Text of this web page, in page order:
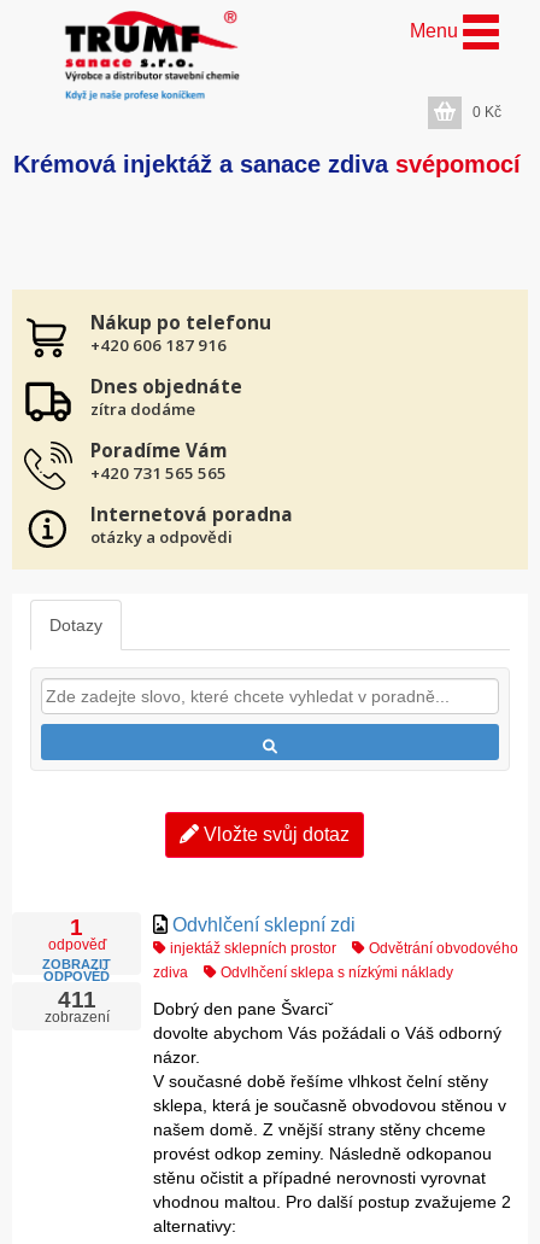
Krémová injektáž a sanace zdiva svépomocí
Menu
0 Kč
Nákup po telefonu
+420 606 187 916
Dnes objednáte
zítra dodáme
Poradíme Vám
+420 731 565 565
Internetová poradna
otázky a odpovědi
Dotazy
Vložte svůj dotaz
1
odpověď
ZOBRAZIT
ODPOVĚĎ
411
zobrazení
Odvhlčení sklepní zdi
injektáž sklepních prostor
Odvětrání obvodového
zdiva
Odvlhčení sklepa s nízkými náklady
Dobrý den pane Švarciˇ
dovolte abychom Vás požádali o Váš odborný
názor.
V současné době řešíme vlhkost čelní stěny
sklepa, která je současně obvodovou stěnou v
našem domě. Z vnější strany stěny chceme
provést odkop zeminy. Následně odkopanou
stěnu očistit a případné nerovnosti vyrovnat
vhodnou maltou. Pro další postup zvažujeme 2
alternativy: